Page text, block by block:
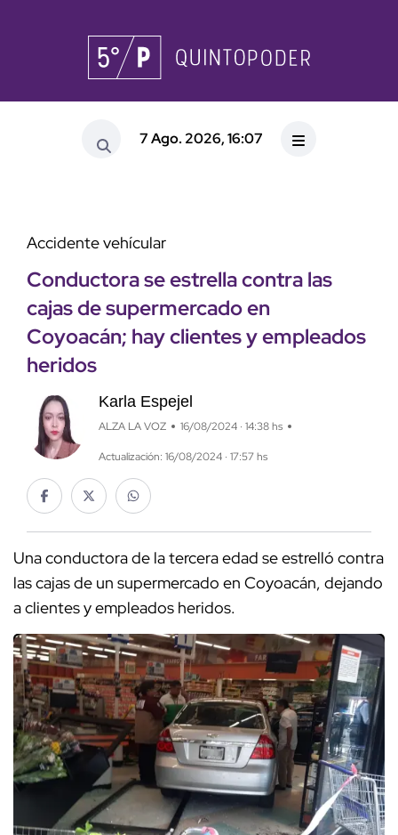
7 Ago. 2026, 16:07
Accidente vehícular
Conductora se estrella contra las
cajas de supermercado en
Coyoacán; hay clientes y empleados
heridos
Karla Espejel
ALZA LA VOZ 16/08/2024 · 14:38 hs
Actualización: 16/08/2024 · 17:57 hs
Una conductora de la tercera edad se estrelló contra
las cajas de un supermercado en Coyoacán, dejando
a clientes y empleados heridos.